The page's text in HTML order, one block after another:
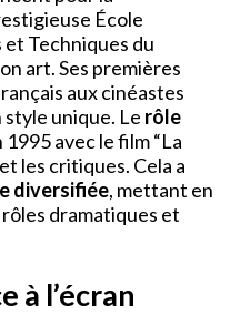
École
Techniques du
art. Ses premières
aux cinéastes
unique. Le rôle
avec le film “La
les critiques. Cela a
diversifiée, mettant en
dramatiques et
à l’écran